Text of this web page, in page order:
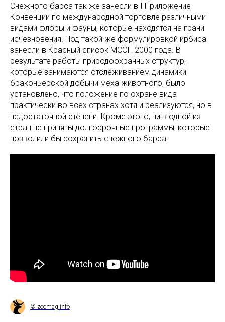
Снежного барса так же занесли в I Приложение
Конвенции по международной торговле различными
видами флоры и фауны, которые находятся на грани
исчезновения. Под такой же формулировкой ирбиса
занесли в Красный список МСОП 2000 года. В
результате работы природоохранных структур,
которые занимаются отслеживанием динамики
браконьерской добычи меха животного, было
установлено, что положение по охране вида
практически во всех странах хотя и реализуются, но в
недостаточной степени. Кроме этого, ни в одной из
стран не приняты долгосрочные программы, которые
позволили бы сохранить снежного барса.
© zoomag.info